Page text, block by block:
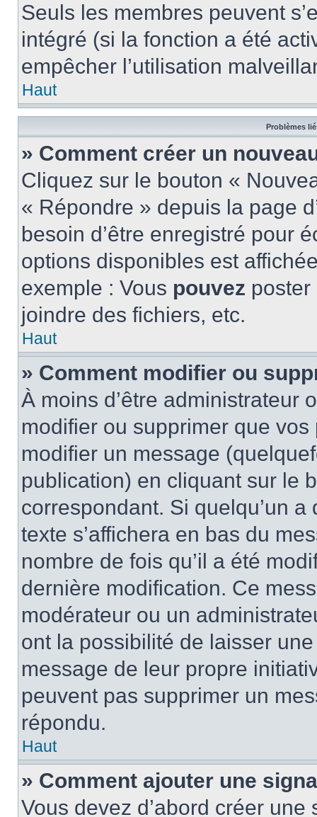
Seuls les membres peuvent
intégré (si la fonction a été
empêcher l’utilisation
Haut
Problèmes
» Comment créer un
Cliquez sur le bouton «
« Répondre » depuis la page
besoin d’être enregistré pour
options disponibles est
exemple : Vous pouvez
joindre des fichiers, etc.
Haut
» Comment modifier ou
À moins d’être administrateur
modifier ou supprimer que
modifier un message
publication) en cliquant sur le
correspondant. Si quelqu’un
texte s’affichera en bas du
nombre de fois qu’il a été
dernière modification. Ce
modérateur ou un
ont la possibilité de laisser
message de leur propre
peuvent pas supprimer un
répondu.
Haut
» Comment ajouter une
Vous devez d’abord créer